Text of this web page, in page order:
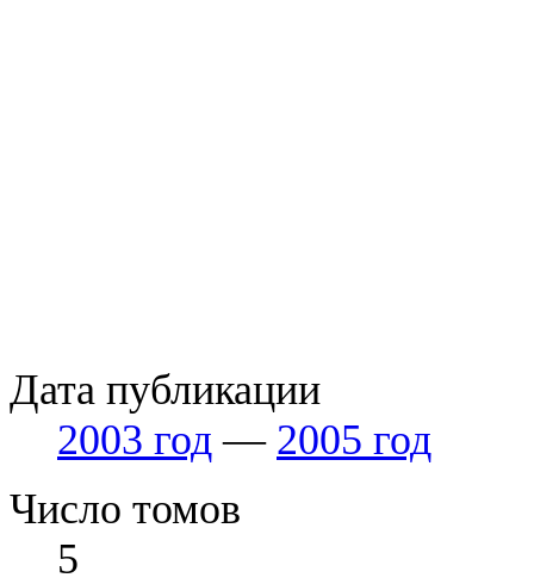
Дата публикации
2003 год — 2005 год
Число томов
5